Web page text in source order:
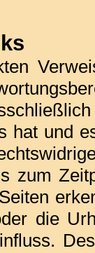
hat und
zum
die